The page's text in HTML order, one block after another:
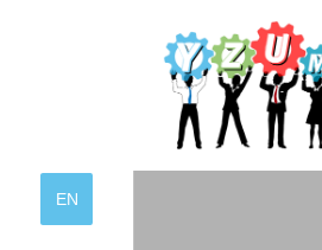
EN